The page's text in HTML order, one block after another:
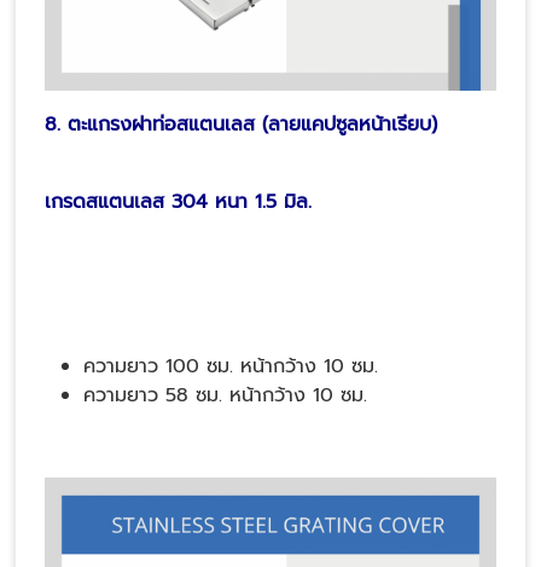
8. ตะแกรงฝาท่อสแตนเลส (ลายแคปซูลหน้าเรียบ)
เกรดสแตนเลส 304 หนา 1.5 มิล.
ความยาว 100 ซม. หน้ากว้าง 10 ซม.
ความยาว 58 ซม. หน้ากว้าง 10 ซม.